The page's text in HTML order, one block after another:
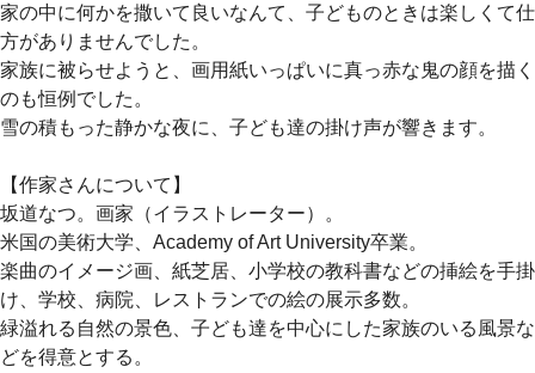
家の中に何かを撒いて良いなんて、子どものときは楽しくて仕
方がありませんでした。
家族に被らせようと、画用紙いっぱいに真っ赤な鬼の顔を描く
のも恒例でした。
雪の積もった静かな夜に、子ども達の掛け声が響きます。
【作家さんについて】
坂道なつ。画家（イラストレーター）。
米国の美術大学、Academy of Art University卒業。
楽曲のイメージ画、紙芝居、小学校の教科書などの挿絵を手掛
け、学校、病院、レストランでの絵の展示多数。
緑溢れる自然の景色、子ども達を中心にした家族のいる風景な
どを得意とする。